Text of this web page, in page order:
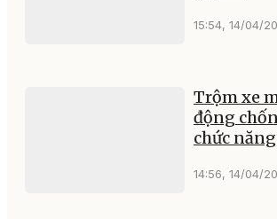
15:54, 14/04/
Trộm xe
động
chức năng
14:56, 14/04/